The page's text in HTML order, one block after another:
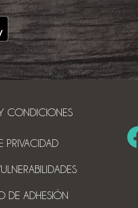
CONDICIONES
PRIVACIDAD
DE ADHESIÓN